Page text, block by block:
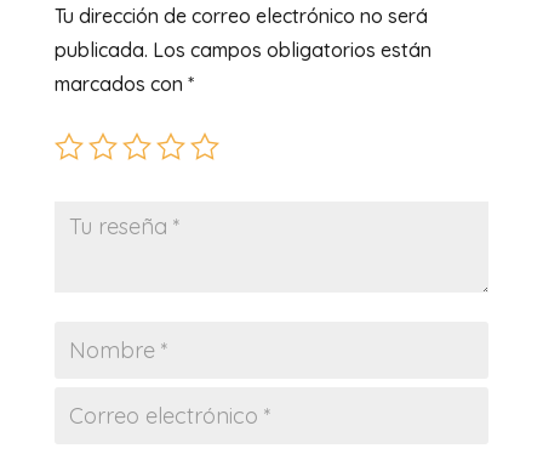
Tu dirección de correo electrónico no será
publicada. Los campos obligatorios están
marcados con *